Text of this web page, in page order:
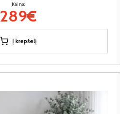
Kaina:
289€
Į krepšelį